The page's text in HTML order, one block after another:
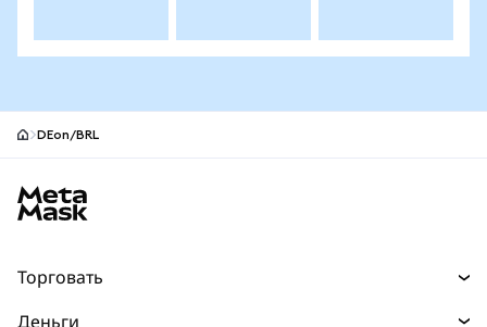
DEon/BRL
Торговать
Деньги